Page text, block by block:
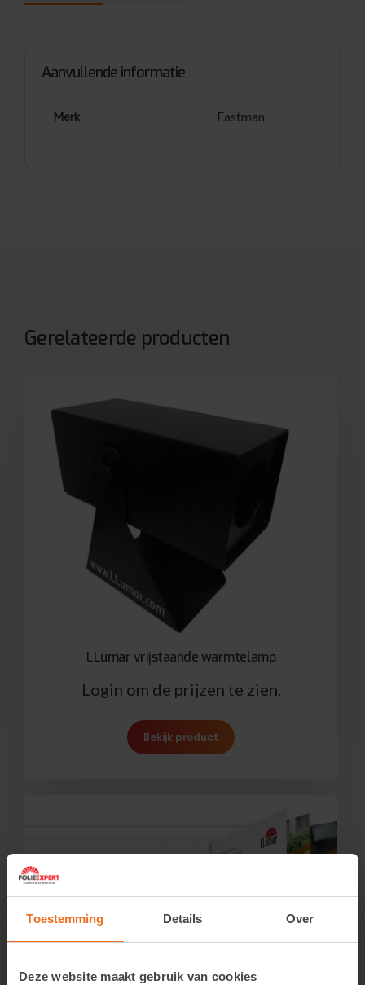
Toestemming Details Over
Deze website maakt gebruik van cookies
Aanvullende informatie
Merk Eastman
Gerelateerde producten
LLumar vrijstaande warmtelamp
Login om de prijzen te zien.
Bekijk product